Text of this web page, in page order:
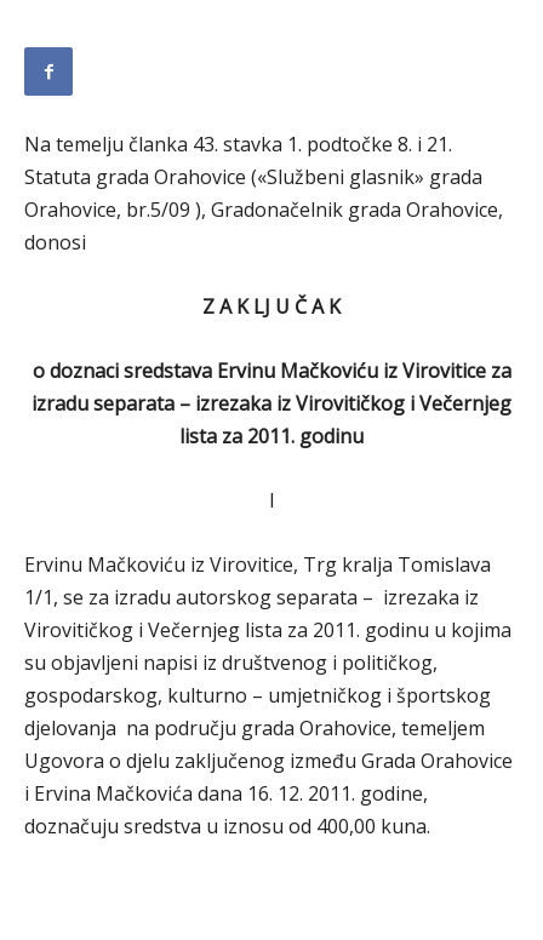
Na temelju članka 43. stavka 1. podtočke 8. i 21.
Statuta grada Orahovice («Službeni glasnik» grada
Orahovice, br.5/09 ), Gradonačelnik grada Orahovice,
donosi
Z A K LJ U Č A K
o doznaci sredstava Ervinu Mačkoviću iz Virovitice za
izradu separata – izrezaka iz Virovitičkog i Večernjeg
lista za 2011. godinu
I
Ervinu Mačkoviću iz Virovitice, Trg kralja Tomislava
1/1, se za izradu autorskog separata – izrezaka iz
Virovitičkog i Večernjeg lista za 2011. godinu u kojima
su objavljeni napisi iz društvenog i političkog,
gospodarskog, kulturno – umjetničkog i športskog
djelovanja na području grada Orahovice, temeljem
Ugovora o djelu zaključenog između Grada Orahovice
i Ervina Mačkovića dana 16. 12. 2011. godine,
doznačuju sredstva u iznosu od 400,00 kuna.